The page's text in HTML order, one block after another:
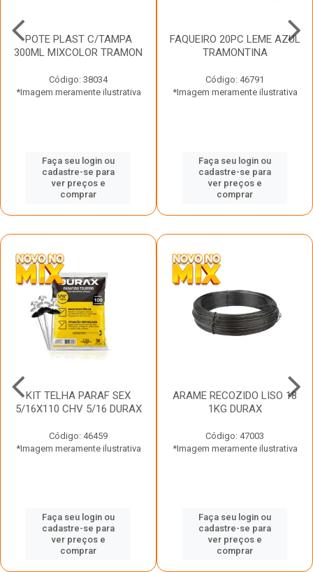
POTE PLAST C/TAMPA
300ML MIXCOLOR TRAMON
Código: 38034
*Imagem meramente ilustrativa
Faça seu login ou
cadastre-se para
ver preços e
comprar
FAQUEIRO 20PC LEME AZUL
TRAMONTINA
Código: 46791
*Imagem meramente ilustrativa
Faça seu login ou
cadastre-se para
ver preços e
comprar
KIT TELHA PARAF SEX
5/16X110 CHV 5/16 DURAX
Código: 46459
*Imagem meramente ilustrativa
Faça seu login ou
cadastre-se para
ver preços e
comprar
ARAME RECOZIDO LISO 18
1KG DURAX
Código: 47003
*Imagem meramente ilustrativa
Faça seu login ou
cadastre-se para
ver preços e
comprar